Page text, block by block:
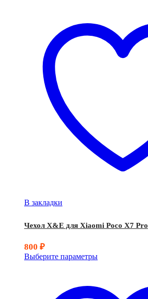
В закладки
Чехол X&E для Xiaomi Poco X7 Pro
800 ₽
Выберите параметры